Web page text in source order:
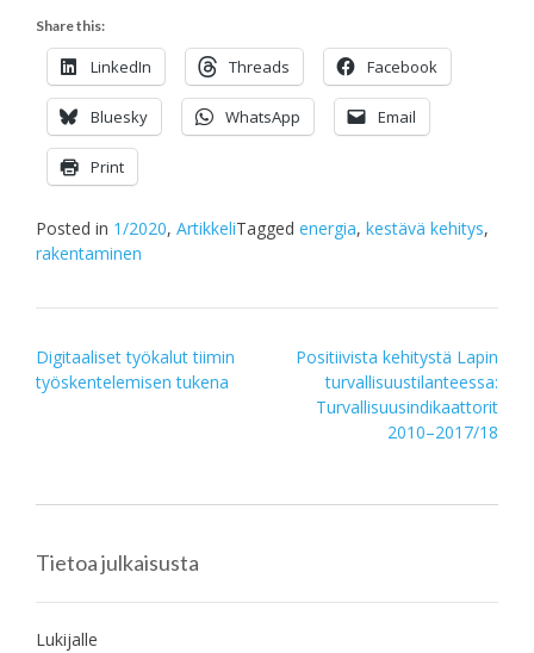
Share this:
LinkedIn Threads Facebook
Bluesky WhatsApp Email
Print
Posted in 1/2020, ArtikkeliTagged energia, kestävä kehitys,
rakentaminen
Post
navigation
Digitaaliset työkalut tiimin
työskentelemisen tukena
Positiivista kehitystä Lapin
turvallisuustilanteessa:
Turvallisuusindikaattorit
2010–2017/18
Tietoa julkaisusta
Lukijalle